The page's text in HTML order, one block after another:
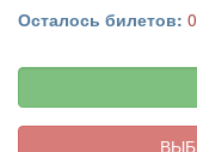
Осталось билетов: 0